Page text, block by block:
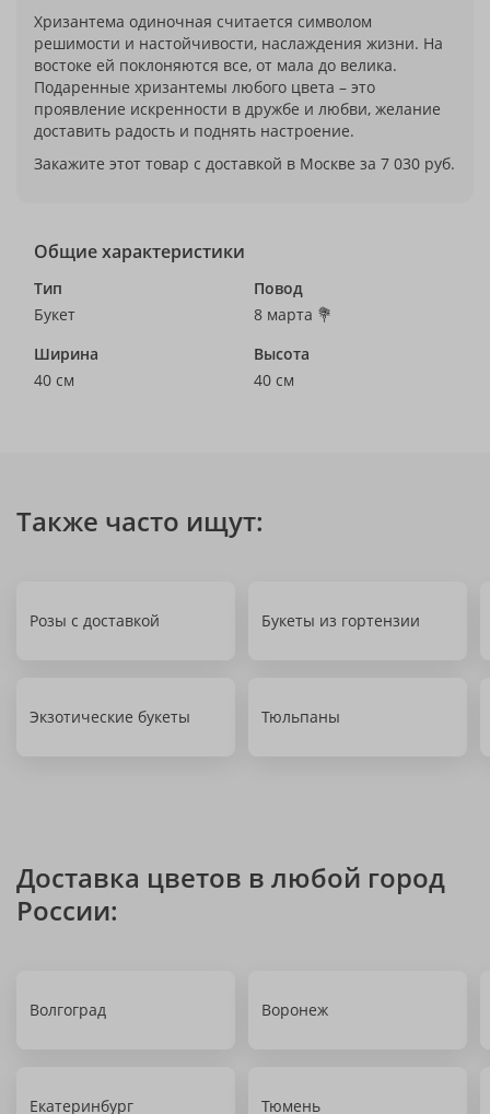
Хризантема одиночная считается символом
решимости и настойчивости, наслаждения жизни. На
востоке ей поклоняются все, от мала до велика.
Подаренные хризантемы любого цвета – это
проявление искренности в дружбе и любви, желание
доставить радость и поднять настроение.
Закажите этот товар с доставкой в Москве за 7 030 руб.
Общие характеристики
Тип
Букет
Повод
8 марта 💐
Ширина
40 см
Высота
40 см
Также часто ищут:
Розы с доставкой Букеты из гортензии
Экзотические букеты Тюльпаны
Доставка цветов в любой город
России:
Волгоград Воронеж
Екатеринбург Тюмень